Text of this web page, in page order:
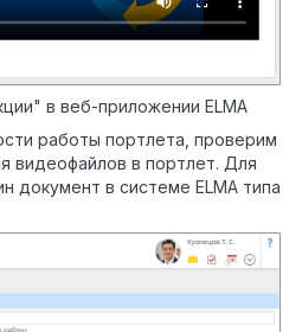
в веб-приложении ELMA
работы портлета, проверим
видеофайлов в портлет. Для
документ в системе ELMA типа